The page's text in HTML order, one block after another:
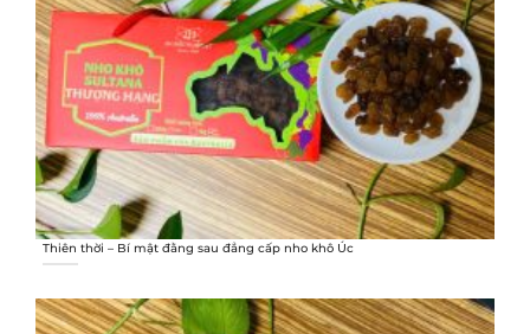
Thiên thời – Bí mật đằng sau đẳng cấp nho khô Úc